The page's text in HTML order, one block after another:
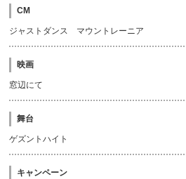
CM
ジャストダンス マウントレーニア
映画
窓辺にて
舞台
ゲズントハイト
キャンペーン